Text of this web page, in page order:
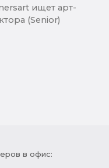
ищет арт-
(Senior)
в офис: